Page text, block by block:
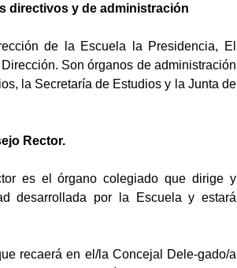
directivos y de administración
de la Escuela la Presidencia, El
Son órganos de administración
la Secretaría de Estudios y la Junta de
Rector.
es el órgano colegiado que dirige y
desarrollada por la Escuela y estará
recaerá en el/la Concejal Dele-gado/a